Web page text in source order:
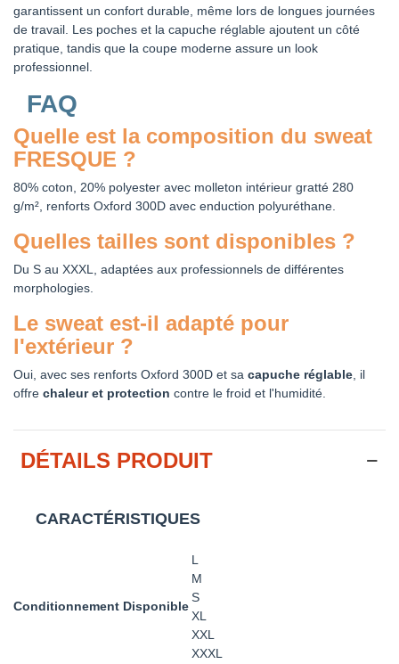
garantissent un confort durable, même lors de longues journées
de travail. Les poches et la capuche réglable ajoutent un côté
pratique, tandis que la coupe moderne assure un look
professionnel.
FAQ
Quelle est la composition du sweat
FRESQUE ?
80% coton, 20% polyester avec molleton intérieur gratté 280
g/m², renforts Oxford 300D avec enduction polyuréthane.
Quelles tailles sont disponibles ?
Du S au XXXL, adaptées aux professionnels de différentes
morphologies.
Le sweat est-il adapté pour
l'extérieur ?
Oui, avec ses renforts Oxford 300D et sa capuche réglable , il
offre chaleur et protection contre le froid et l'humidité.
DÉTAILS PRODUIT
CARACTÉRISTIQUES
Conditionnement Disponible
L
M
S
XL
XXL
XXXL